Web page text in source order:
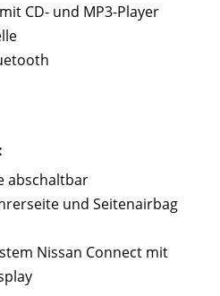
CD- und MP3-Player
abschaltbar
und Seitenairbag
Nissan Connect mit